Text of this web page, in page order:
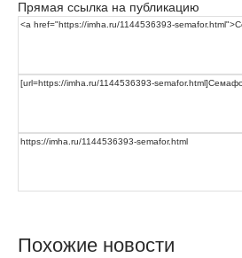
Прямая ссылка на публикацию
Похожие новости